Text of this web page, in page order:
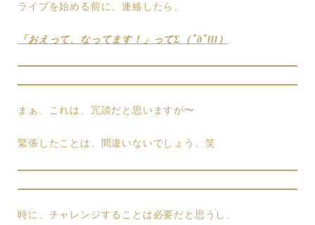
ライブを始める前に、連絡したら、
「おえって、なってます！」ってΣ（ﾟдﾟlll）
まぁ、これは、冗談だと思いますが〜
緊張したことは、間違いないでしょう。笑
時に、チャレンジすることは必要だと思うし、